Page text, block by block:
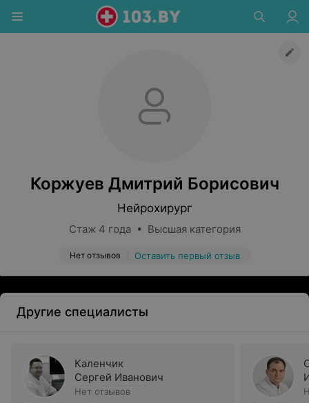
Коржуев Дмитрий Борисович
Нейрохирург
Стаж 4 года • Высшая категория
Нет отзывов Оставить первый отзыв
Другие специалисты
Каленчик
Сергей Иванович
Нет отзывов